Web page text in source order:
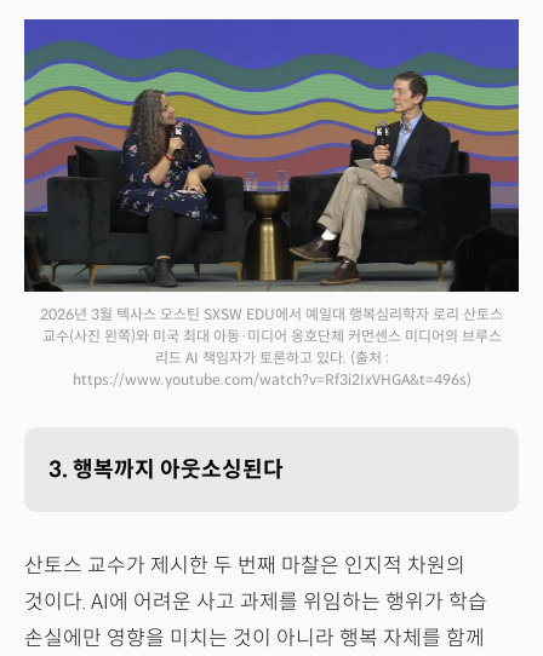
2026년 3월 텍사스 오스틴 SXSW EDU에서 예일대 행복심리학자 로리 산토스
교수(사진 왼쪽)와 미국 최대 아동·미디어 옹호단체 커먼센스 미디어의 브루스
리드 AI 책임자가 토론하고 있다. (출처 :
https://www.youtube.com/watch?v=Rf3i2IxVHGA&t=496s)
3. 행복까지 아웃소싱된다
산토스 교수가 제시한 두 번째 마찰은 인지적 차원의
것이다. AI에 어려운 사고 과제를 위임하는 행위가 학습
손실에만 영향을 미치는 것이 아니라 행복 자체를 함께